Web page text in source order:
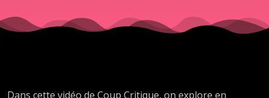
Dans cette vidéo de Coup Critique, on explore en